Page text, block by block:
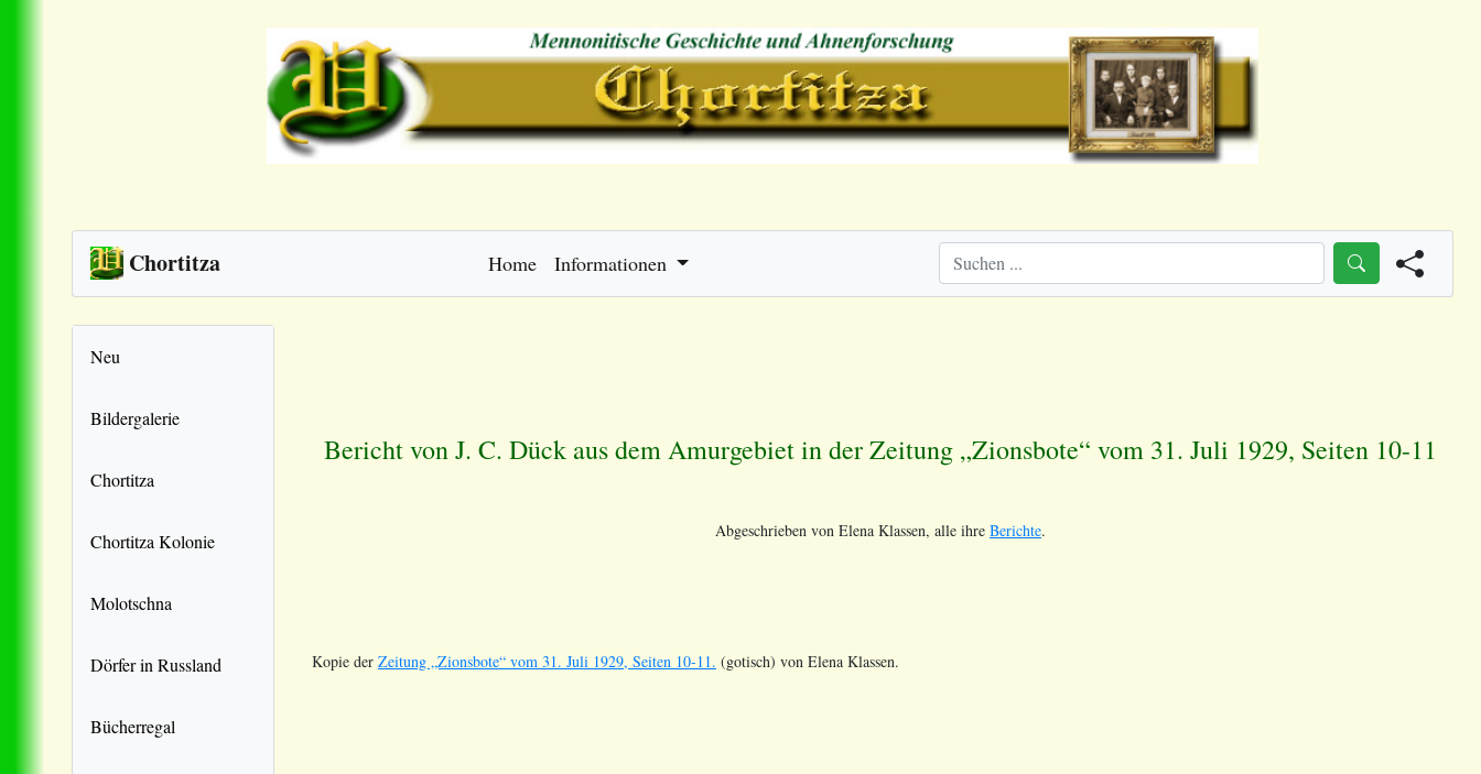
Chortitza Home Informationen
Neu
Bildergalerie
Chortitza
Chortitza Kolonie
Molotschna
Dörfer in Russland
Bücherregal
Bericht von J. C. Dück aus dem Amurgebiet in der Zeitung „Zionsbote“ vom 31. Juli 1929, Seiten 10-11
Abgeschrieben von Elena Klassen, alle ihre Berichte.
Kopie der Zeitung „Zionsbote“ vom 31. Juli 1929, Seiten 10-11. (gotisch) von Elena Klassen.